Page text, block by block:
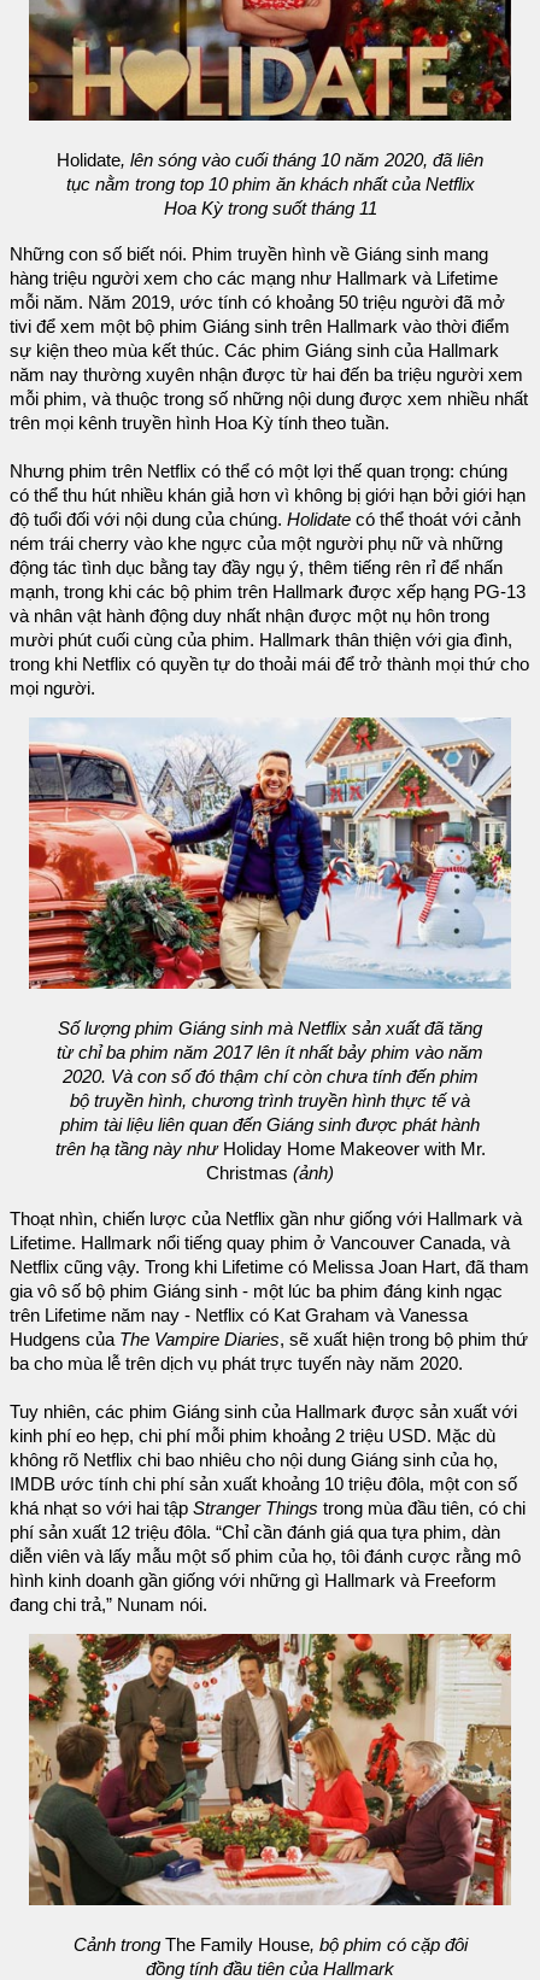
Holidate, lên sóng vào cuối tháng 10 năm 2020, đã liên
tục nằm trong top 10 phim ăn khách nhất của Netflix
Hoa Kỳ trong suốt tháng 11
Những con số biết nói. Phim truyền hình về Giáng sinh mang
hàng triệu người xem cho các mạng như Hallmark và Lifetime
mỗi năm. Năm 2019, ước tính có khoảng 50 triệu người đã mở
tivi để xem một bộ phim Giáng sinh trên Hallmark vào thời điểm
sự kiện theo mùa kết thúc. Các phim Giáng sinh của Hallmark
năm nay thường xuyên nhận được từ hai đến ba triệu người xem
mỗi phim, và thuộc trong số những nội dung được xem nhiều nhất
trên mọi kênh truyền hình Hoa Kỳ tính theo tuần.
Nhưng phim trên Netflix có thể có một lợi thế quan trọng: chúng
có thể thu hút nhiều khán giả hơn vì không bị giới hạn bởi giới hạn
độ tuổi đối với nội dung của chúng. Holidate có thể thoát với cảnh
ném trái cherry vào khe ngực của một người phụ nữ và những
động tác tình dục bằng tay đầy ngụ ý, thêm tiếng rên rỉ để nhấn
mạnh, trong khi các bộ phim trên Hallmark được xếp hạng PG-13
và nhân vật hành động duy nhất nhận được một nụ hôn trong
mười phút cuối cùng của phim. Hallmark thân thiện với gia đình,
trong khi Netflix có quyền tự do thoải mái để trở thành mọi thứ cho
mọi người.
Số lượng phim Giáng sinh mà Netflix sản xuất đã tăng
từ chỉ ba phim năm 2017 lên ít nhất bảy phim vào năm
2020. Và con số đó thậm chí còn chưa tính đến phim
bộ truyền hình, chương trình truyền hình thực tế và
phim tài liệu liên quan đến Giáng sinh được phát hành
trên hạ tầng này nhưHoliday Home Makeover with Mr.
Christmas (ảnh)
Thoạt nhìn, chiến lược của Netflix gần như giống với Hallmark và
Lifetime. Hallmark nổi tiếng quay phim ở Vancouver Canada, và
Netflix cũng vậy. Trong khi Lifetime có Melissa Joan Hart, đã tham
gia vô số bộ phim Giáng sinh - một lúc ba phim đáng kinh ngạc
trên Lifetime năm nay - Netflix có Kat Graham và Vanessa
Hudgens của The Vampire Diaries, sẽ xuất hiện trong bộ phim thứ
ba cho mùa lễ trên dịch vụ phát trực tuyến này năm 2020.
Tuy nhiên, các phim Giáng sinh của Hallmark được sản xuất với
kinh phí eo hẹp, chi phí mỗi phim khoảng 2 triệu USD. Mặc dù
không rõ Netflix chi bao nhiêu cho nội dung Giáng sinh của họ,
IMDB ước tính chi phí sản xuất khoảng 10 triệu đôla, một con số
khá nhạt so với hai tập Stranger Things trong mùa đầu tiên, có chi
phí sản xuất 12 triệu đôla. “Chỉ cần đánh giá qua tựa phim, dàn
diễn viên và lấy mẫu một số phim của họ, tôi đánh cược rằng mô
hình kinh doanh gần giống với những gì Hallmark và Freeform
đang chi trả,” Nunam nói.
Cảnh trongThe Family House, bộ phim có cặp đôi
đồng tính đầu tiên của Hallmark